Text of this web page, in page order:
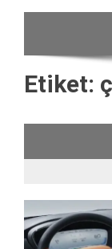
Etiket: